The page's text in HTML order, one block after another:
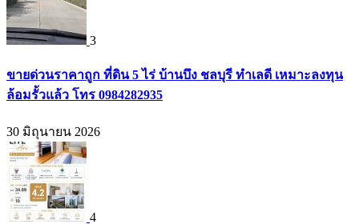
3
ขายด่วนราคาถูก ที่ดิน 5 ไร่ บ้านบึง ชลบุรี ทำเลดี เหมาะลงทุน
ล้อมรั้วแล้ว โทร 0984282935
30 มิถุนายน 2026
4